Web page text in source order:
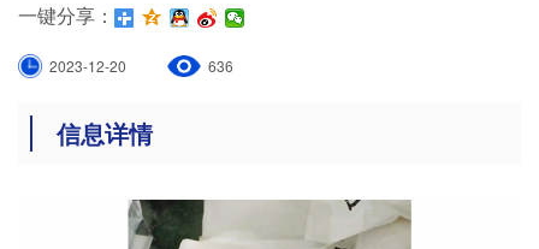
一键分享：
2023-12-20 636
信息详情